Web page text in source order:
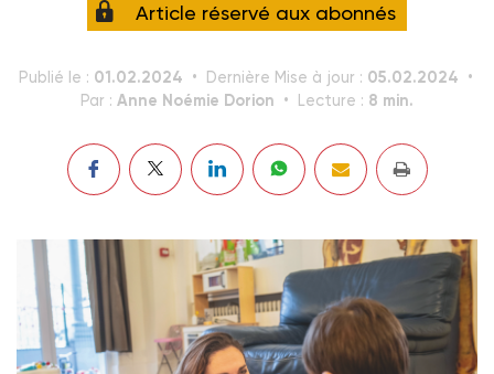
Article réservé aux abonnés
Publié le : 01.02.2024 Dernière Mise à jour : 05.02.2024
Par : Anne Noémie Dorion Lecture : 8 min.